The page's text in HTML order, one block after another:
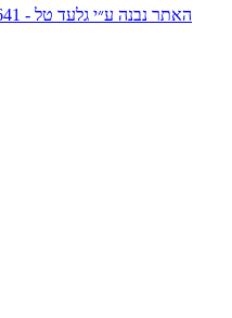
© All Rights Reserved. - האתר נבנה ע״י גלעד טל - 0544-325641